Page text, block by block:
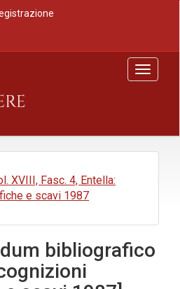
Toggle
XVIII, Fasc. 4, Entella:
e scavi 1987
bibliografico